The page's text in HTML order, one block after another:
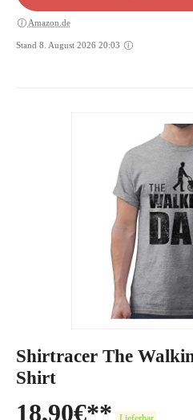
Amazon.de
Stand 8. August 2026 20:03
Shirtracer The
Shirt
18,90€